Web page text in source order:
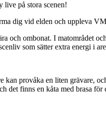
live på stora scenen!
dig vid elden och uppleva
och ombonat. I matområdet
som sätter extra energi i
provåka en liten grävare,
det finns en kåta med brasa för